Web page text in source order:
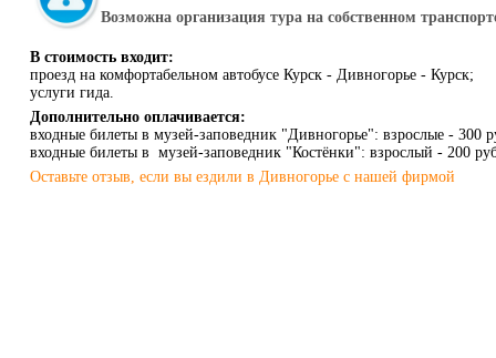
Возможна организация тура на собственном
В стоимость входит:
проезд на комфортабельном автобусе Курск - Дивногорье - Курск;
услуги гида.
Дополнительно оплачивается:
входные билеты в музей-заповедник "Дивногорье": взрослые - 300
входные билеты в музей-заповедник "Костёнки": взрослый - 200
Оставьте отзыв, если вы ездили в Дивногорье с нашей фирмой